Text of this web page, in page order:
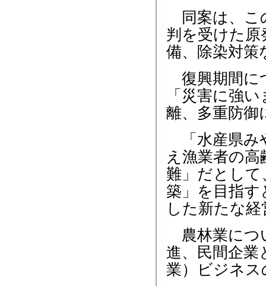
同案は、こ
判を受けた原
備、除染対策
復興期間に
「災害に強
離、多重防御
「水産県み
え漁業者の
難」だとして
築」を目指す
した新たな
農林業につ
進、民間企業
業）ビジネ